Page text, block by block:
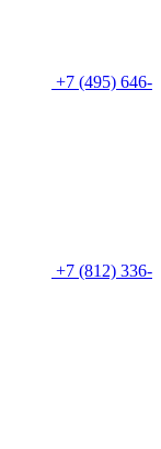
+7 (495) 646-
+7 (812) 336-